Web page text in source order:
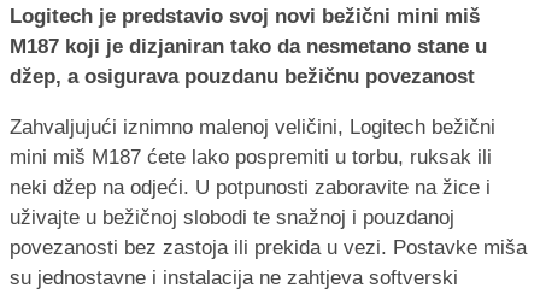
Logitech je predstavio svoj novi bežični mini miš
M187 koji je dizjaniran tako da nesmetano stane u
džep, a osigurava pouzdanu bežičnu povezanost
Zahvaljujući iznimno malenoj veličini, Logitech bežični
mini miš M187 ćete lako pospremiti u torbu, ruksak ili
neki džep na odjeći. U potpunosti zaboravite na žice i
uživajte u bežičnoj slobodi te snažnoj i pouzdanoj
povezanosti bez zastoja ili prekida u vezi. Postavke miša
su jednostavne i instalacija ne zahtjeva softverski